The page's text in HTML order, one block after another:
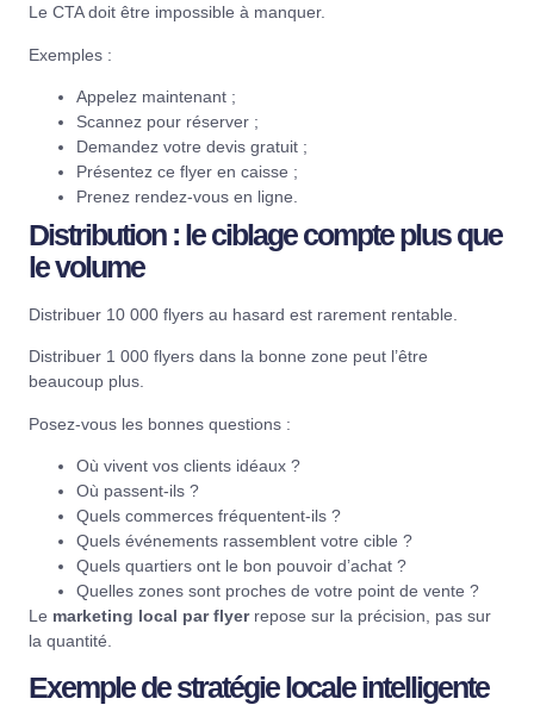
Le CTA doit être impossible à manquer.
Exemples :
Appelez maintenant ;
Scannez pour réserver ;
Demandez votre devis gratuit ;
Présentez ce flyer en caisse ;
Prenez rendez-vous en ligne.
Distribution : le ciblage compte plus que
le volume
Distribuer 10 000 flyers au hasard est rarement rentable.
Distribuer 1 000 flyers dans la bonne zone peut l’être
beaucoup plus.
Posez-vous les bonnes questions :
Où vivent vos clients idéaux ?
Où passent-ils ?
Quels commerces fréquentent-ils ?
Quels événements rassemblent votre cible ?
Quels quartiers ont le bon pouvoir d’achat ?
Quelles zones sont proches de votre point de vente ?
Le marketing local par flyerrepose sur la précision, pas sur
la quantité.
Exemple de stratégie locale intelligente